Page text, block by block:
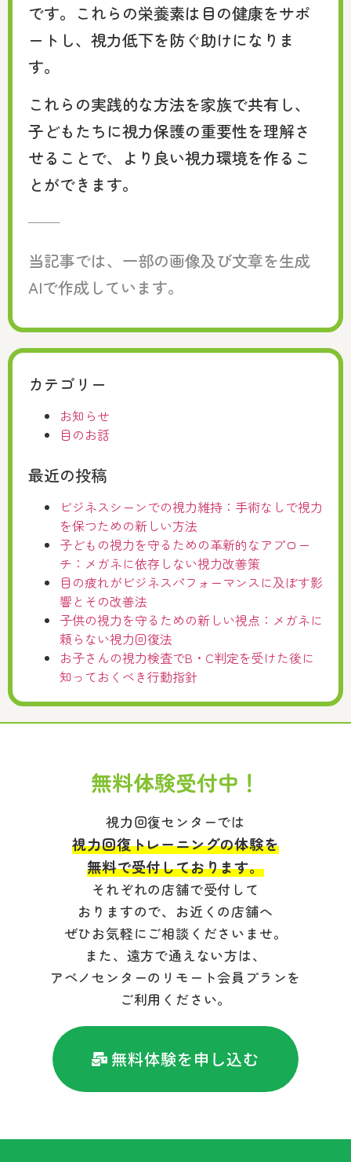
です。これらの栄養素は目の健康をサポ
ートし、視力低下を防ぐ助けになりま
す。
これらの実践的な方法を家族で共有し、
子どもたちに視力保護の重要性を理解さ
せることで、より良い視力環境を作るこ
とができます。
——
当記事では、一部の画像及び文章を生成
AIで作成しています。
カテゴリー
お知らせ
目のお話
最近の投稿
ビジネスシーンでの視力維持：手術なしで視力
を保つための新しい方法
子どもの視力を守るための革新的なアプロー
チ：メガネに依存しない視力改善策
目の疲れがビジネスパフォーマンスに及ぼす影
響とその改善法
子供の視力を守るための新しい視点：メガネに
頼らない視力回復法
お子さんの視力検査でB・C判定を受けた後に
知っておくべき行動指針
無料体験受付中！
視力回復センターでは
視力回復トレーニングの体験を
無料で受付しております。
それぞれの店舗で受付して
おりますので、お近くの店舗へ
ぜひお気軽にご相談くださいませ。
また、遠方で通えない方は、
アベノセンターのリモート会員プランを
ご利用ください。
無料体験を申し込む